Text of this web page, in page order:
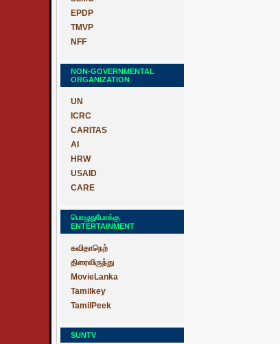
EPDP
TMVP
NFF
NON-GOVERNMENTAL
ORGANIZATION
UN
ICRC
CARITAS
AI
HRW
USAID
CARE
பொழுதுபோக்கு
ENTERTAINMENT
கவிதாநெற்
திரைவிருந்து
MovieLanka
Tamilkey
TamilPeek
SUNTV